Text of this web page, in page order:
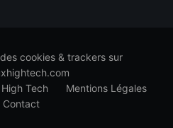
cookies & trackers sur
Tech
Mentions Légales
Contact